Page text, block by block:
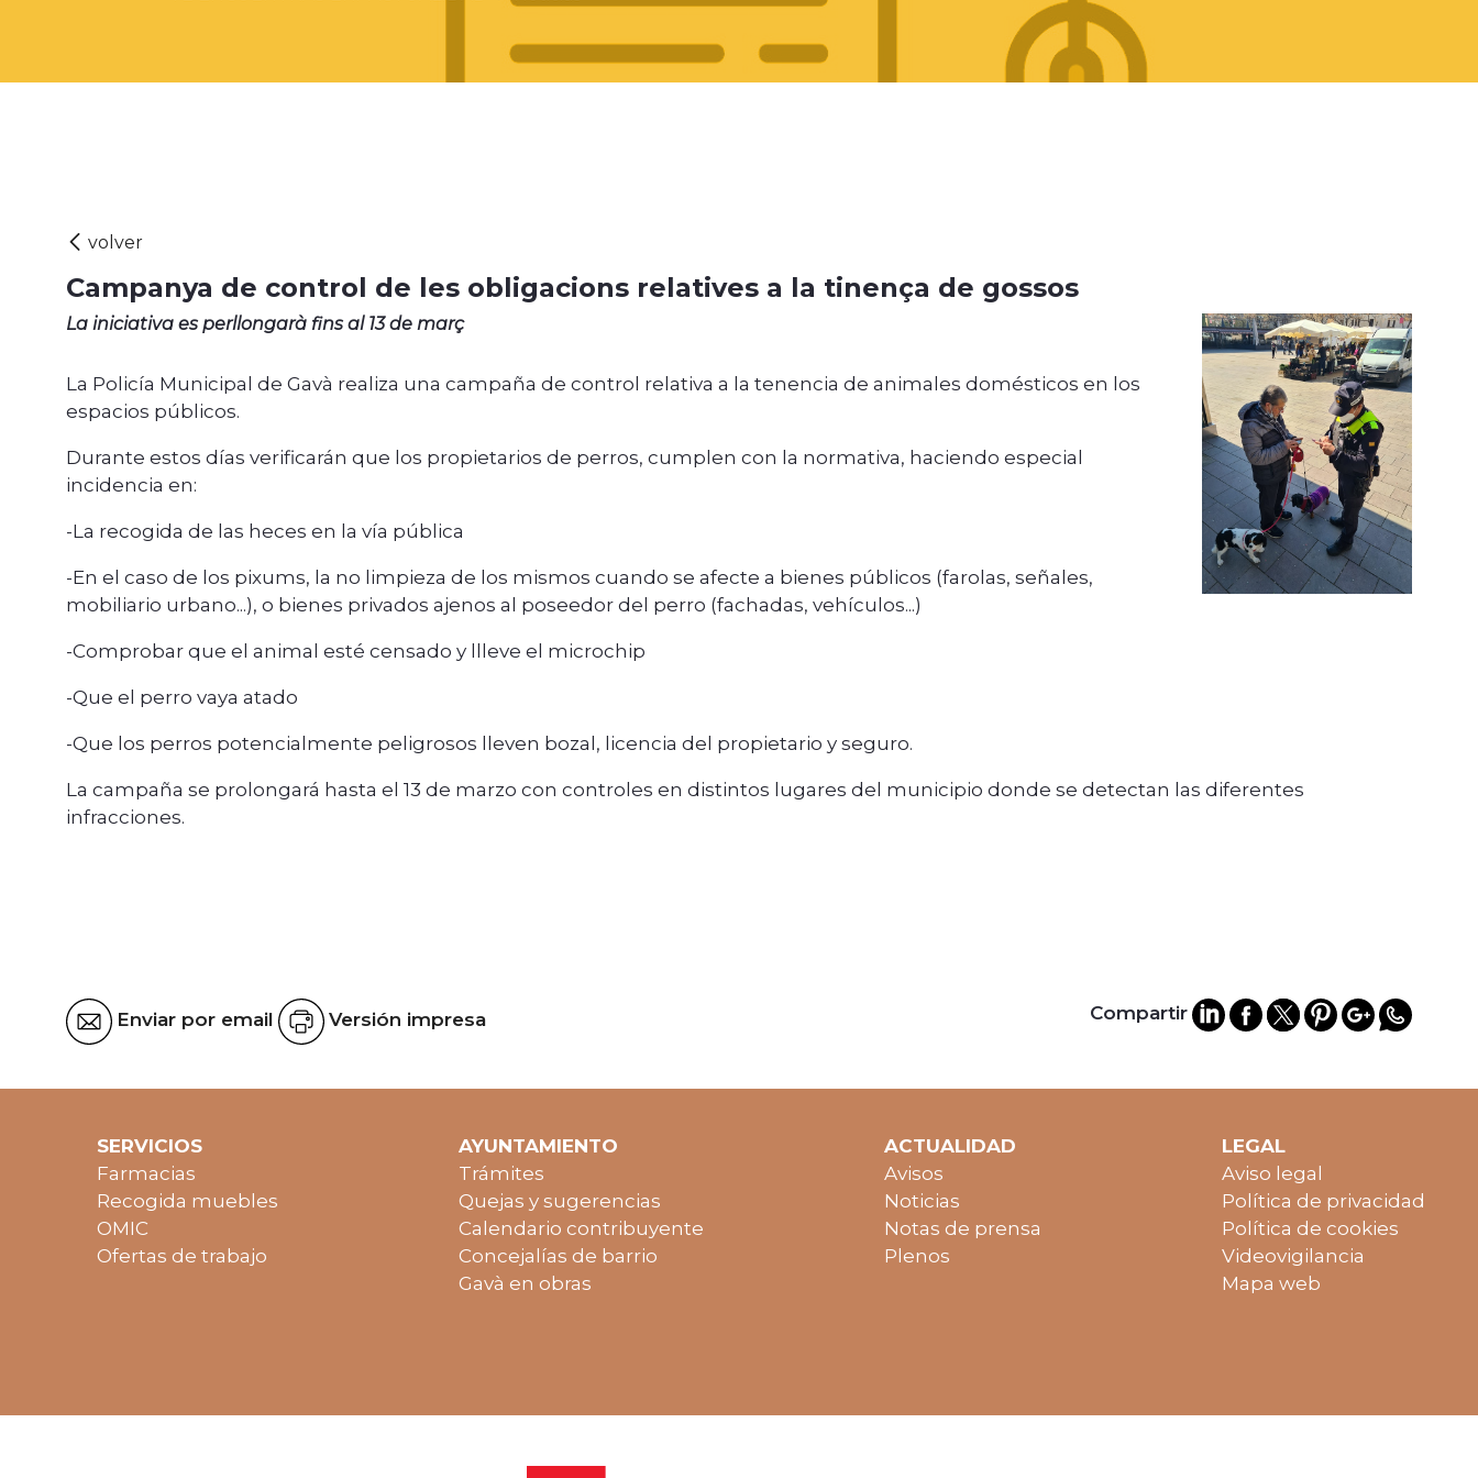
Campanya de control de les obligacions relatives a la tinença de gossos
La iniciativa es perllongarà fins al 13 de març
La Policía Municipal de Gavà realiza una campaña de control relativa a la tenencia de animales domésticos en los
espacios públicos.
️Durante estos días verificarán que los propietarios de perros, cumplen con la normativa, haciendo especial
incidencia en:
-La recogida de las heces en la vía pública
-En el caso de los pixums, la no limpieza de los mismos cuando se afecte a bienes públicos (farolas, señales,
mobiliario urbano...), o bienes privados ajenos al poseedor del perro (fachadas, vehículos...)
-Comprobar que el animal esté censado y llleve el microchip
-Que el perro vaya atado
-Que los perros potencialmente peligrosos lleven bozal, licencia del propietario y seguro.
La campaña se prolongará hasta el 13 de marzo con controles en distintos lugares del municipio donde se detectan las diferentes
infracciones.
Enviar por email Versión impresa Compartir
SERVICIOS
Farmacias
Recogida muebles
OMIC
Ofertas de trabajo
AYUNTAMIENTO
Trámites
Quejas y sugerencias
Calendario contribuyente
Concejalías de barrio
Gavà en obras
ACTUALIDAD
Avisos
Noticias
Notas de prensa
Plenos
LEGAL
Aviso legal
Política de privacidad
Política de cookies
Videovigilancia
Mapa web